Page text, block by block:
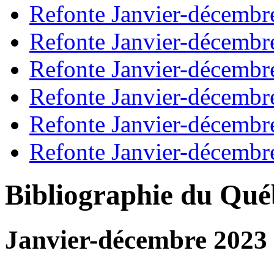
Refonte Janvier-
Refonte Janvier-
Refonte Janvier-
Refonte Janvier-
Refonte Janvier-
Refonte Janvier-
Bibliographie du
Janvier-décembre 2023